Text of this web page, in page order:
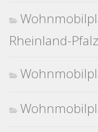
Rheinland-Pfalz